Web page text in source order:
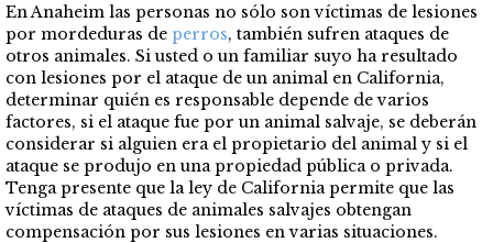
En Anaheim las personas no sólo son víctimas de lesiones
por mordeduras de perros, también sufren ataques de
otros animales. Si usted o un familiar suyo ha resultado
con lesiones por el ataque de un animal en California,
determinar quién es responsable depende de varios
factores, si el ataque fue por un animal salvaje, se deberán
considerar si alguien era el propietario del animal y si el
ataque se produjo en una propiedad pública o privada.
Tenga presente que la ley de California permite que las
víctimas de ataques de animales salvajes obtengan
compensación por sus lesiones en varias situaciones.